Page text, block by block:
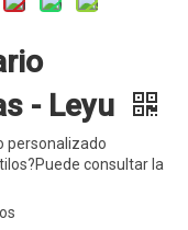
- Leyu
personalizado
consultar la